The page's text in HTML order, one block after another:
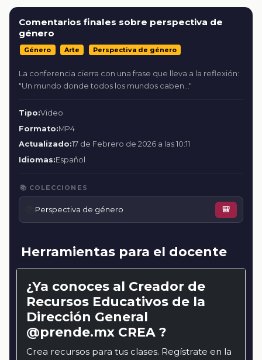
Comentarios finales sobre perspectiva de
género
Género Arte Perspectiva de género
La conferencia cierra con una frase que lleva a la reflexión:
"Un mundo donde todos los mundos caben..."
Tipo:Video
Formato:MP4
Actualizado:17 de Febrero de 2026 a las 10:11
Idiomas:Español
📚 COLECCIONES
Perspectiva de género 🎒
Herramientas para el docente
¿Ya conoces al Creador de
Recursos Educativos de la
Dirección General
@prende.mx CREA ?
Crea recursos para tus clases. Regístrate en la